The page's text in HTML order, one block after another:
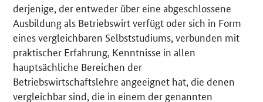
derjenige, der entweder über eine abgeschlossene
Ausbildung als Betriebswirt verfügt oder sich in Form
eines vergleichbaren Selbststudiums, verbunden mit
praktischer Erfahrung, Kenntnisse in allen
hauptsächliche Bereichen der
Betriebswirtschaftslehre angeeignet hat, die denen
vergleichbar sind, die in einem der genannten